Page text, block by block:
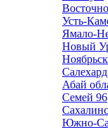
Усть-
Ямало-
Новый
Ноябрьск
Салехард
Абай
Семей 96
Южно-